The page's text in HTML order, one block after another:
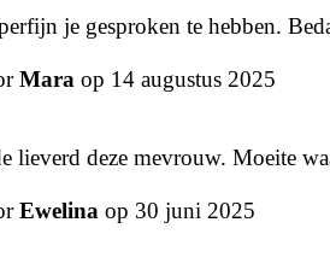
je gesproken te hebben.
Mara op 14 augustus 2025
lieverd deze mevrouw. Moeite
Ewelina op 30 juni 2025